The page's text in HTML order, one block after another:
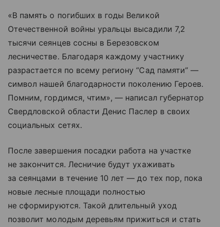
«В память о погибших в годы Великой
Отечественной войны уральцы высадили 7,2
тысячи сеянцев сосны в Березовском
лесничестве. Благодаря каждому участнику
разрастается по всему региону “Сад памяти” —
символ нашей благодарности поколению Героев.
Помним, гордимся, чтим», — написал губернатор
Свердловской области Денис Паслер в своих
социальных сетях.
После завершения посадки работа на участке
не закончится. Лесничие будут ухаживать
за сеянцами в течение 10 лет — до тех пор, пока
новые лесные площади полностью
не сформируются. Такой длительный уход
позволит молодым деревьям прижиться и стать